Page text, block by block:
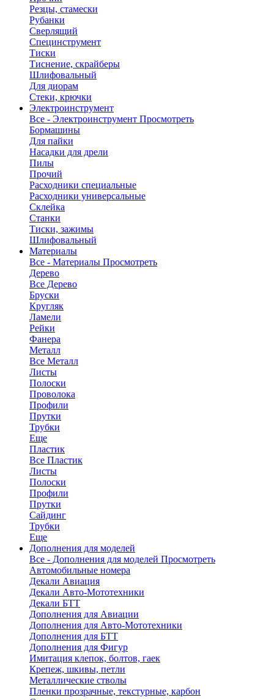
Резцы, стамески
Рубанки
Сверлящий
Специнструмент
Тиски
Тиснение, скрайберы
Шлифовальный
Для диорам
Стеки, крючки
Электроинструмент
Все - Электроинструмент Просмотреть
Бормашины
Для пайки
Насадки для дрели
Пилы
Прочий
Расходники специальные
Расходники универсальные
Склейка
Станки
Тиски, зажимы
Шлифовальный
Материалы
Все - Материалы Просмотреть
Дерево
Все Дерево
Бруски
Кругляк
Ламели
Рейки
Фанера
Металл
Все Металл
Листы
Полоски
Проволока
Профили
Прутки
Трубки
Еще
Пластик
Все Пластик
Листы
Полоски
Профили
Прутки
Сайдинг
Трубки
Еще
Дополнения для моделей
Все - Дополнения для моделей Просмотреть
Автомобильные номера
Декали Авиация
Декали Авто-Мототехники
Декали БТТ
Дополнения для Авиации
Дополнения для Авто-Мототехники
Дополнения для БТТ
Дополнения для Фигур
Имитация клепок, болтов, гаек
Крепеж, шкивы, петли
Металлические стволы
Пленки прозрачные, текстурные, карбон